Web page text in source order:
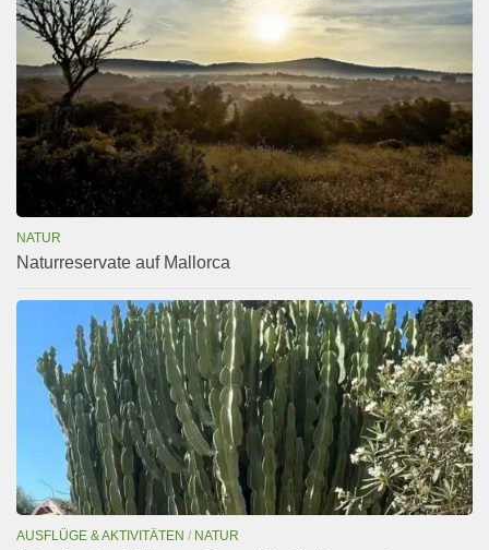
NATUR
Naturreservate auf Mallorca
AUSFLÜGE & AKTIVITÄTEN / NATUR